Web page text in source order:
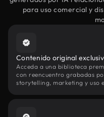
para uso comercial y
Contenido original
Acceda a una biblioteca
con reencuentro grabadas
storytelling, marketing y uso